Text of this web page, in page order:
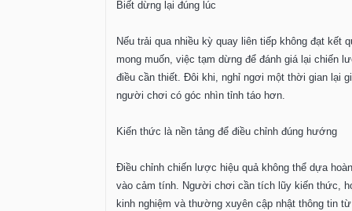
Biết dừng lại đúng lúc
Nếu trải qua nhiều kỳ quay liên tiếp không đạt kết
mong muốn, việc tạm dừng để đánh giá lại chiến
điều cần thiết. Đôi khi, nghỉ ngơi một thời gian lại
người chơi có góc nhìn tỉnh táo hơn.
Kiến thức là nền tảng để điều chỉnh đúng hướng
Điều chỉnh chiến lược hiệu quả không thể dựa
vào cảm tính. Người chơi cần tích lũy kiến thức,
kinh nghiệm và thường xuyên cập nhật thông tin